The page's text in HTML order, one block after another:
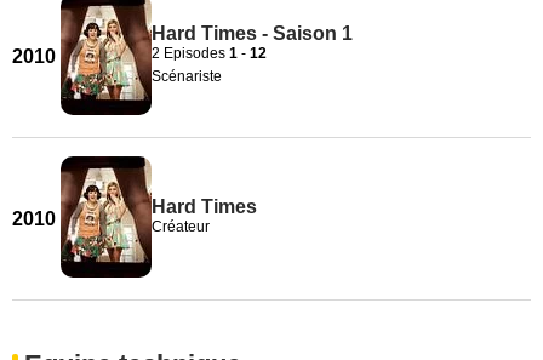
2010
Hard Times - Saison 1
2 Episodes 1 - 12
Scénariste
2010
Hard Times
Créateur